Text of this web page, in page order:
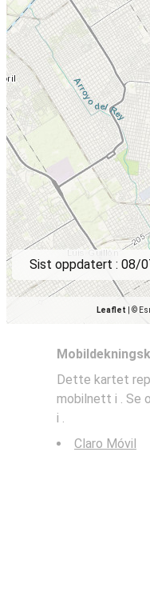
Leaflet ©
Sist oppdatert : 08/
Dette kartet
mobilnett i . Se
i .
Claro Móvil